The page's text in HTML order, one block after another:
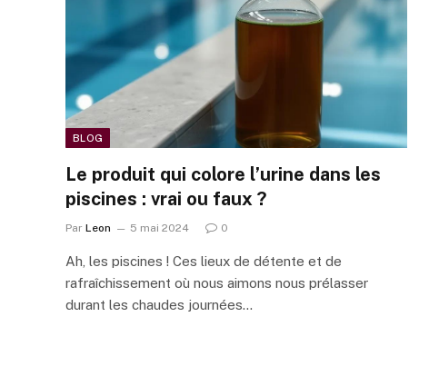
BLOG
Le produit qui colore l’urine dans les
piscines : vrai ou faux ?
Par Leon 5 mai 2024 0
Ah, les piscines ! Ces lieux de détente et de
rafraîchissement où nous aimons nous prélasser
durant les chaudes journées…